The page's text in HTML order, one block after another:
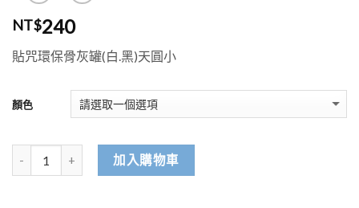
NT$240
貼咒環保骨灰罐(白.黑)天圓小
顏色
加入購物車